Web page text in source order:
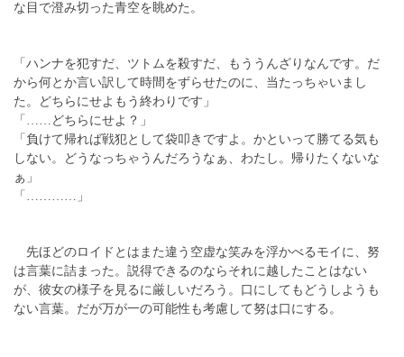
な目で澄み切った青空を眺めた。
「ハンナを犯すだ、ツトムを殺すだ、もううんざりなんです。だ
から何とか言い訳して時間をずらせたのに、当たっちゃいまし
た。どちらにせよもう終わりです」
「……どちらにせよ？」
「負けて帰れば戦犯として袋叩きですよ。かといって勝てる気も
しない。どうなっちゃうんだろうなぁ、わたし。帰りたくないな
ぁ」
「…………」
先ほどのロイドとはまた違う空虚な笑みを浮かべるモイに、努
は言葉に詰まった。説得できるのならそれに越したことはない
が、彼女の様子を見るに厳しいだろう。口にしてもどうしようも
ない言葉。だが万が一の可能性も考慮して努は口にする。